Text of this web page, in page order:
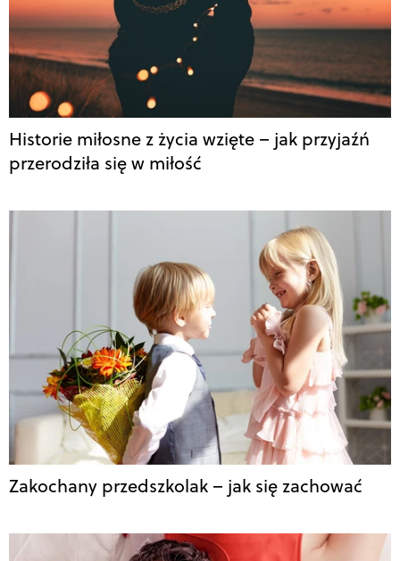
Historie miłosne z życia wzięte – jak przyjaźń
przerodziła się w miłość
Zakochany przedszkolak – jak się zachować